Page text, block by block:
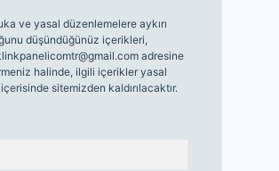
ve yasal düzenlemelere aykırı
düşündüğünüz içerikleri,
adresine
halinde, ilgili içerikler yasal
sitemizden kaldırılacaktır.